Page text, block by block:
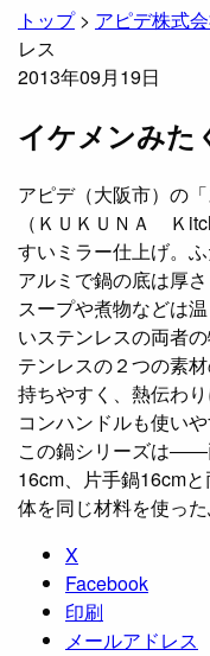
トップ> アピデ株式
レス
2013年09月19日
イケメンみた
アピデ（大阪市）の
（ＫＵＫＵＮＡ Ｋ
すいミラー仕上げ。
アルミで鍋の底は厚
スープや煮物などは
いステンレスの両者
テンレスの２つの素
持ちやすく、熱伝わ
コンハンドルも使い
この鍋シリーズは――
16cm、片手鍋16cm
体を同じ材料を使った
X
Facebook
印刷
メールアドレス